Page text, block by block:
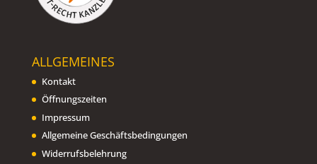
ALLGEMEINES
Kontakt
Öffnungszeiten
Impressum
Allgemeine Geschäftsbedingungen
Widerrufsbelehrung